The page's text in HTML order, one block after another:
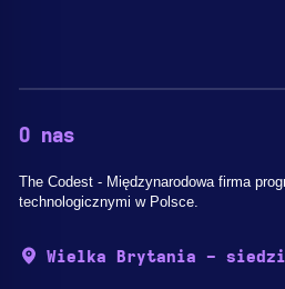
O nas
The Codest - Międzynarodowa firma
technologicznymi w Polsce.
Wielka Brytania -